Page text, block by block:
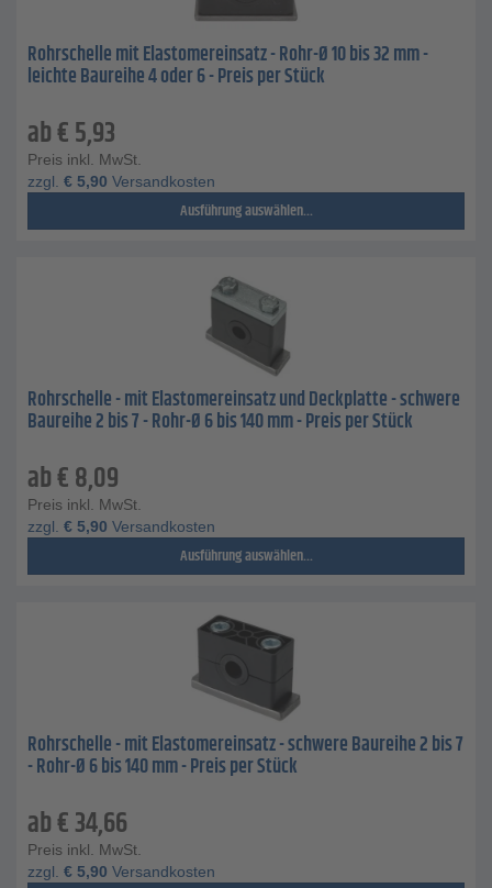
Rohrschelle mit Elastomereinsatz - Rohr-Ø 10 bis 32 mm -
leichte Baureihe 4 oder 6 - Preis per Stück
ab€5,93
Preis inkl. MwSt.
zzgl. € 5,90 Versandkosten
Ausführung auswählen...
Rohrschelle - mit Elastomereinsatz und Deckplatte - schwere
Baureihe 2 bis 7 - Rohr-Ø 6 bis 140 mm - Preis per Stück
ab€8,09
Preis inkl. MwSt.
zzgl. € 5,90 Versandkosten
Ausführung auswählen...
Rohrschelle - mit Elastomereinsatz - schwere Baureihe 2 bis 7
- Rohr-Ø 6 bis 140 mm - Preis per Stück
ab€34,66
Preis inkl. MwSt.
zzgl. € 5,90 Versandkosten